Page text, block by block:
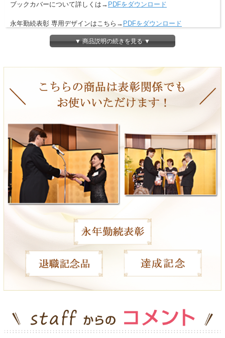
ブックカバーについて詳しくは→ PDFをダウンロード
永年勤続表彰 専用デザインはこちら→ PDFをダウンロード
＜デザインについて＞
※お問合せ又はお見積りをご依頼下さい。
成約記念品、竣工記念品、退職記念品、開業記念品
設立記念品、表彰記念品、達成記念品、表彰記念品
＜製本形式について＞
（表紙差し替え）
300冊以上の場合、プラス500円（税別）にて
製本形式に変更できます。（表紙・裏表紙・裏の3ページ）
300冊未満の場合は、見積りをご依頼くださいませ。
（＋巻頭差替え）
5～15ページオリジナルに変更も対応可能です。
別途、お見積りさせて頂きますのでお気軽にご相談ください。
※カタログギフト：ヴァリアスのみ対応。
ご利用案内
＜納期について＞
＜のし・包装について＞
のし掛け・包装ともに無料サービスさせていただきます。
▼ 商品説明の続きを見る ▼